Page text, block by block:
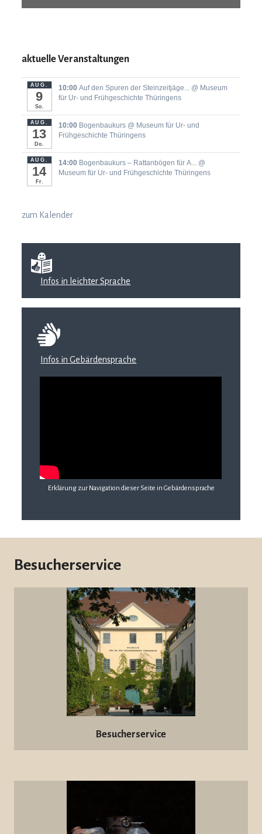
aktuelle Veranstaltungen
AUG.
9
So.
10:00 Auf den Spuren der Steinzeitjäge... @ Museum
für Ur- und Frühgeschichte Thüringens
AUG.
13
Do.
10:00 Bogenbaukurs @ Museum für Ur- und
Frühgeschichte Thüringens
AUG.
14
Fr.
14:00 Bogenbaukurs ‒ Rattanbögen für A... @
Museum für Ur- und Frühgeschichte Thüringens
zum Kalender
Infos in leichter Sprache
Infos in Gebärdensprache
Erklärung zur Navigation dieser Seite in Gebärdensprache
Besucherservice
Besucherservice